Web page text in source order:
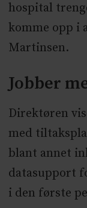
hospital
komme opp i
Martinsen.
Jobber
Direktøren
med
blant annet
datasupport
i den første